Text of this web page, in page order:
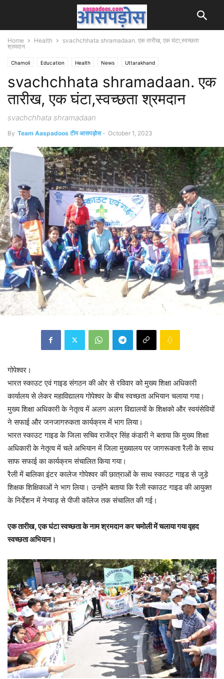
Home Health
svachchhata shramadaan. एक तारीख, एक घंटा,स्वच्छता
श्रमदान
Chamoli Education Health News Uttarakhand
svachchhata shramadaan. एक
तारीख, एक घंटा,स्वच्छता श्रमदान
svachchhata shramadaan
By Team Aaspadoos टीम आसपड़ोस - October 1, 2023
गोपेश्वर।
भारत स्काउट एवं गाइड संगठन की ओर से रविवार को मुख्य शिक्षा अधिकारी
कार्यालय से लेकर महाविद्यालय गोपेश्वर के बीच स्वच्छता अभियान चलाया गया।
मुख्य शिक्षा अधिकारी के नेतृत्व में अलग अलग विद्यालयों के शिक्षको और स्वयंसेवियों
ने सफाई और जनजागरुकता कार्यक्रम में भाग लिया।
भारत स्काउट गाइड के जिला सचिव राजेंद्र सिंह कंडारी ने बताया कि मुख्य शिक्षा
अधिकारी के नेतृत्व में चले अभियान में जिला मुख्यालय पर जागरूकता रैली के साथ
साफ सफाई का कार्यक्रम संचालित किया गया।
रैली में बालिका इंटर कालेज गोपेश्वर की छात्राओं के साथ स्काउट गाइड से जुड़े
शिक्षक शिक्षिकाओं ने भाग लिया। उन्होंने बताया कि रैली स्काउट गाइड की आयुक्त
के निर्देशन में नेग्वाड़ से पीजी कॉलेज तक संचालित की गई।
एक तारीख, एक घंटा स्वच्छता के नाम श्रमदान कर चमोली में चलाया गया वृहद
स्वच्छता अभियान।